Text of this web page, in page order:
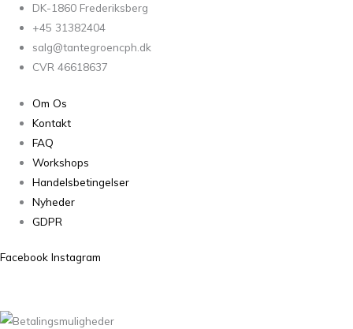
DK-1860 Frederiksberg
+45 31382404
salg@tantegroencph.dk
CVR 46618637
Om Os
Kontakt
FAQ
Workshops
Handelsbetingelser
Nyheder
GDPR
Facebook Instagram